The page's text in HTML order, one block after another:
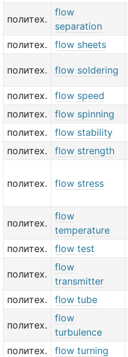
политех.
flow
separation
политех. flow sheets
политех. flow soldering
политех.
flow speed
политех.
flow spinning
политех.
flow stability
политех.
flow strength
политех. flow stress
политех.
flow
temperature
политех. flow test
политех.
flow
transmitter
политех. flow tube
политех.
flow
turbulence
политех. flow turning